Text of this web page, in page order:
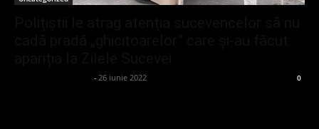
- 26 iunie 2022 0